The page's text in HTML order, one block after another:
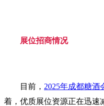
展位招商情况
目前， 2025年成都糖酒
着，优质展位资源正在迅速